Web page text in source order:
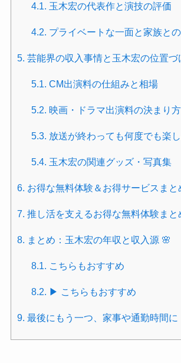
4.1. 玉木宏の代表作と演技の評価
4.2. プライベートな一面と家族と
5. 芸能界の収入事情と玉木宏の位置づ
5.1. CM出演料の仕組みと相場
5.2. 映画・ドラマ出演料の決まり方
5.3. 放送が終わっても何度でも楽
5.4. 玉木宏の関連グッズ・写真集
6. お得な無料体験＆お得サービスまと
7. 推し活を支えるお得な無料体験まと
8. まとめ：玉木宏の年収と収入源 🌸
8.1. こちらもおすすめ
8.2. ▶ こちらもおすすめ
9. 最後にもう一つ、家事や通勤時間に